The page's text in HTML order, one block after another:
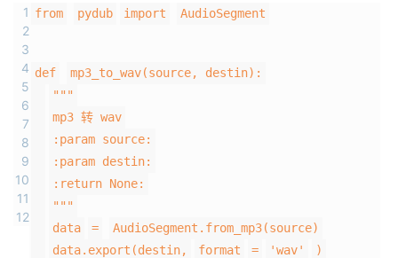
1
2
3
4
5
6
7
8
9
10
11
12
from pydub import AudioSegment
def
mp3_to_wav(source, destin):
"""
mp3 转 wav
:param source:
:param destin:
:return None:
"""
data
=
AudioSegment.from_mp3(source)
data.export(destin,
format = 'wav' )